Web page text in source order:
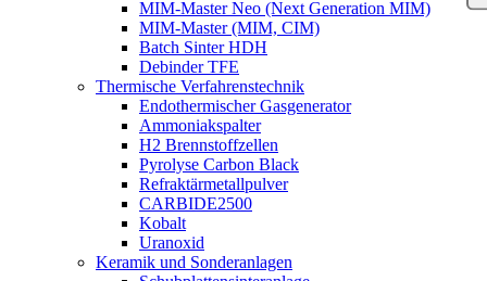
MIM-Master Neo (Next Generation MIM)
MIM-Master (MIM, CIM)
Batch Sinter HDH
Debinder TFE
Thermische Verfahrenstechnik
Endothermischer Gasgenerator
Ammoniakspalter
H2 Brennstoffzellen
Pyrolyse Carbon Black
Refraktärmetallpulver
CARBIDE2500
Kobalt
Uranoxid
Keramik und Sonderanlagen